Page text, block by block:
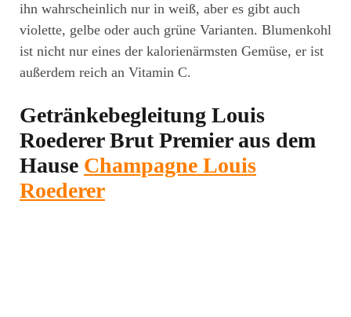
ihn wahrscheinlich nur in weiß, aber es gibt auch
violette, gelbe oder auch grüne Varianten. Blumenkohl
ist nicht nur eines der kalorienärmsten Gemüse, er ist
außerdem reich an Vitamin C.
Getränkebegleitung Louis
Roederer Brut Premier aus dem
Hause Champagne Louis
Roederer